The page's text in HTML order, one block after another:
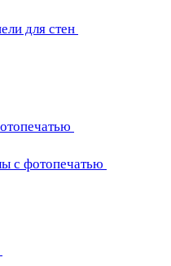
для стен
с фотопечатью